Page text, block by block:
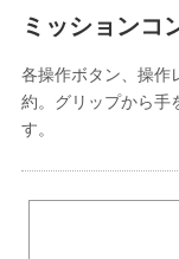
ミッションコ
各操作ボタン、操作
約。グリップから手
す。